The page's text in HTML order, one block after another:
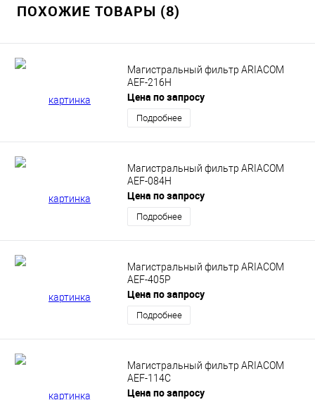
ПОХОЖИЕ ТОВАРЫ (8)
Магистральный фильтр ARIACOM
AEF-216H
Цена по запросу
Подробнее
Магистральный фильтр ARIACOM
AEF-084H
Цена по запросу
Подробнее
Магистральный фильтр ARIACOM
AEF-405P
Цена по запросу
Подробнее
Магистральный фильтр ARIACOM
AEF-114C
Цена по запросу